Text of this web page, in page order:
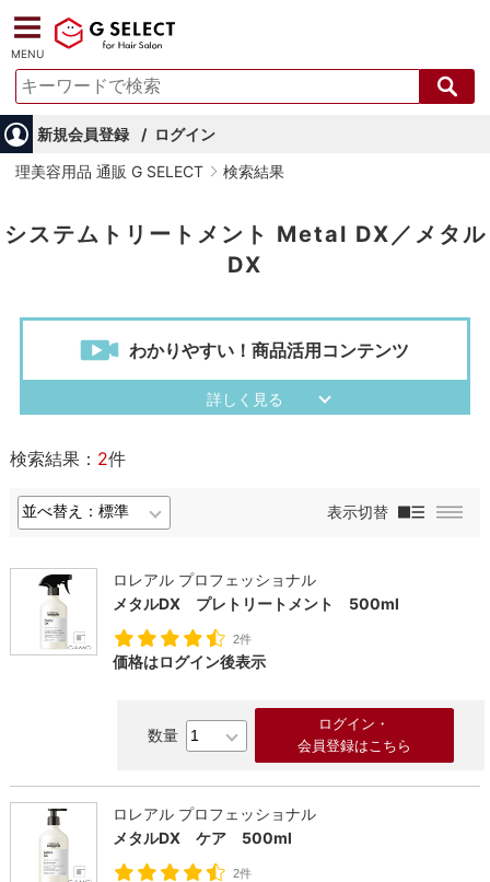
MENU
新規会員登録
ログイン
理美容用品 通販 G SELECT
検索結果
システムトリートメント Metal DX／メタル
DX
わかりやすい！商品活用コンテンツ
検索結果： 2件
表示切替
ロレアル プロフェッショナル
メタルDX プレトリートメント 500ml
2件
価格はログイン後表示
ログイン・
会員登録はこちら
ロレアル プロフェッショナル
メタルDX ケア 500ml
2件